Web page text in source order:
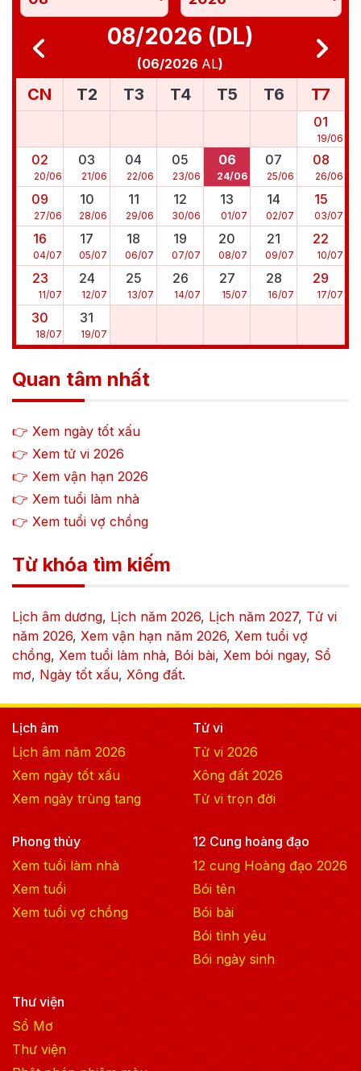
08/2026 (DL)
(06/2026 AL)
CN T2 T3 T4 T5 T6 T7
01
19/06
02
20/06
03
21/06
04
22/06
05
23/06
06
24/06
07
25/06
08
26/06
09
27/06
10
28/06
11
29/06
12
30/06
13
01/07
14
02/07
15
03/07
16
04/07
17
05/07
18
06/07
19
07/07
20
08/07
21
09/07
22
10/07
23
11/07
24
12/07
25
13/07
26
14/07
27
15/07
28
16/07
29
17/07
30
18/07
31
19/07
Quan tâm nhất
👉 Xem ngày tốt xấu
👉 Xem tử vi 2026
👉 Xem vận hạn 2026
👉 Xem tuổi làm nhà
👉 Xem tuổi vợ chồng
Từ khóa tìm kiếm
Lịch âm dương, Lịch năm 2026, Lịch năm 2027, Tử vi
năm 2026, Xem vận hạn năm 2026, Xem tuổi vợ
chồng, Xem tuổi làm nhà, Bói bài, Xem bói ngay, Sổ
mơ, Ngày tốt xấu, Xông đất.
Lịch âm
Lịch âm năm 2026
Xem ngày tốt xấu
Xem ngày trùng tang
Tử vi
Tử vi 2026
Xông đất 2026
Tử vi trọn đời
Phong thủy
Xem tuổi làm nhà
Xem tuổi
Xem tuổi vợ chồng
12 Cung hoàng đạo
12 cung Hoàng đạo 2026
Bói tên
Bói bài
Bói tình yêu
Bói ngày sinh
Thư viện
Sổ Mơ
Thư viện